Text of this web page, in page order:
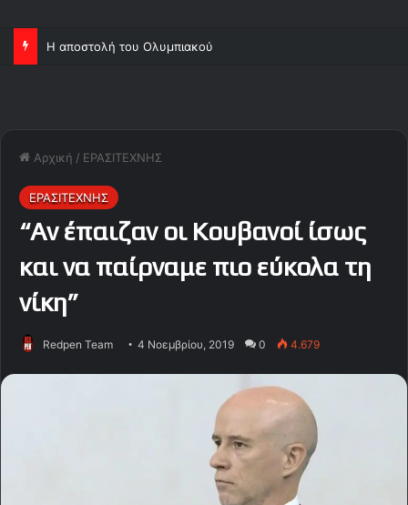
Η αποστολή του Ολυμπιακού
Αρχική / ΕΡΑΣΙΤΕΧΝΗΣ
ΕΡΑΣΙΤΕΧΝΗΣ
“Αν έπαιζαν οι Κουβανοί ίσως
και να παίρναμε πιο εύκολα τη
νίκη”
Redpen Team 4 Νοεμβρίου, 2019 0 4.679